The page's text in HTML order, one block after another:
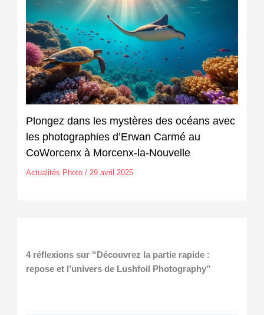
Plongez dans les mystères des océans avec
les photographies d’Erwan Carmé au
CoWorcenx à Morcenx-la-Nouvelle
Actualités Photo/ 29 avril 2025
4 réflexions sur “Découvrez la partie rapide :
repose et l’univers de Lushfoil Photography”